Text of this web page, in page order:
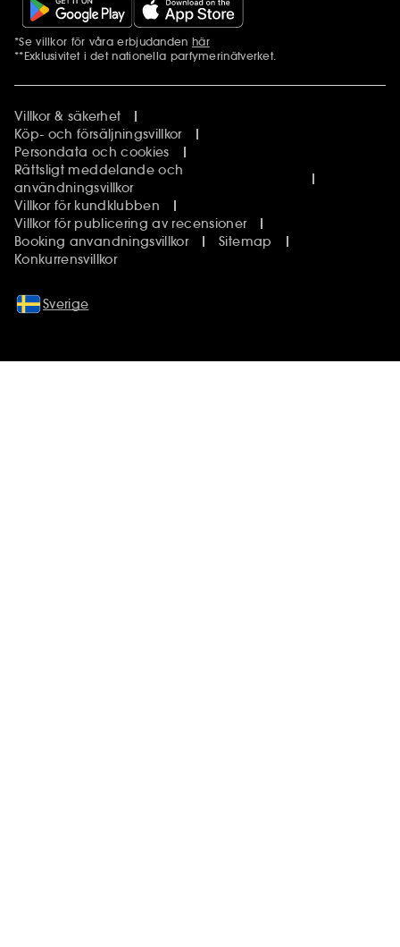
Ytterligare information
*Se villkor för våra erbjudanden här
**Exklusivitet i det nationella parfymerinätverket.
Villkor & säkerhet
Köp- och försäljningsvillkor
Persondata och cookies
Rättsligt meddelande och
användningsvillkor
Villkor för kundklubben
Villkor för publicering av recensioner
Booking anvandningsvillkor
Sitemap
Konkurrensvillkor
Sverige